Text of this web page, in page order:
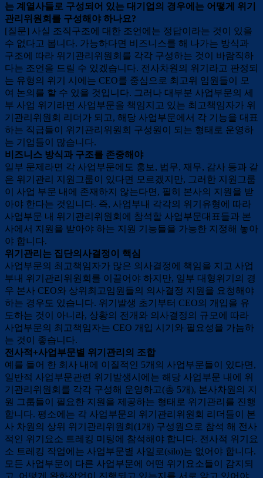
는 계열사들로 구성되어 있는 대기업의 경우에는 어떻게 위기
관리위원회를 구성해야 하나요?
[질문] 사실 조직구조에 대한 조언에는 정답이라는 것이 있을
수 없다고 봅니다. 가능하다면 비즈니스를 해 나가는 방식과
구조에 따라 위기관리위원회를 각각 구성하는 것이 바람직하
다는 조언을 드릴 수 있겠습니다. 전사차원의 위기라고 판정되
는 유형의 위기 시에는 CEO를 중심으로 최고위 임원들이 모
여 논의를 할 수 있을 것입니다. 그러나 대부분 사업부문의 세
부 사업 위기라면 사업부문을 책임지고 있는 최고책임자가 위
기관리위원회 리더가 되고, 해당 사업부문에서 각 기능을 대표
하는 직급들이 위기관리위원회 구성원이 되는 형태로 운영하
는 기업들이 많습니다.
비즈니스 방식과 구조를 존중해야
일부 문제라면 각 사업부문에도 홍보, 법무, 재무, 감사 등과 같
은 위기관리 지원그룹이 있다면 모르겠지만, 그러한 지원그룹
이 사업 부문 내에 존재하지 않는다면, 필히 본사의 지원을 받
아야 한다는 것입니다. 즉, 사업부내 각각의 위기유형에 따라
사업부문 내 위기관리위원회에 참석할 사업부문대표들과 본
사에서 지원을 받아야 하는 지원 기능들을 가능한 지정해 놓아
야 합니다.
위기관리는 집단의사결정이 핵심
사업부문의 최고책임자가 많은 의사결정에 책임을 지고 사업
부내 위기관리위원회를 이끌어야 하지만, 일부 대형위기의 경
우 본사 CEO와 상위최고임원들의 의사결정 지원을 요청해야
하는 경우도 있습니다. 위기발생 초기부터 CEO의 개입을 유
도하는 것이 아니라, 상황의 전개와 의사결정의 규모에 따라
사업부문의 최고책임자는 CEO 개입 시기와 필요성을 가늠하
는 것이 좋습니다.
전사적+사업부문별 위기관리의 조합
예를 들어 한 회사 내에 이질적인 5개의 사업부문들이 있다면,
일반적 사업부문관련 위기발생시에는 해당 사업부문 내에 위
기관리위원회를 각각 구성해 운영하고(총 5개), 본사차원의 지
원 그룹들이 필요한 지원을 제공하는 형태로 위기관리를 진행
합니다. 평소에는 각 사업부문의 위기관리위원회 리더들이 본
사 차원의 상위 위기관리위원회(1개) 구성원으로 참석 해 전사
적인 위기요소 트레킹 미팅에 참석해야 합니다. 전사적 위기요
소 트레킹 작업에는 사업부문별 사일로(silo)는 없어야 합니다.
모든 사업부문이 다른 사업부문에 어떤 위기요소들이 감지되